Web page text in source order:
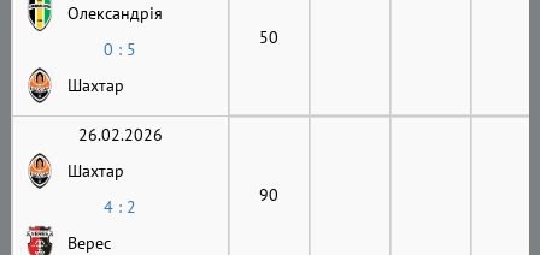
Олександрія
0 : 5
Шахтар
50
26.02.2026
Шахтар
4 : 2
Верес
90